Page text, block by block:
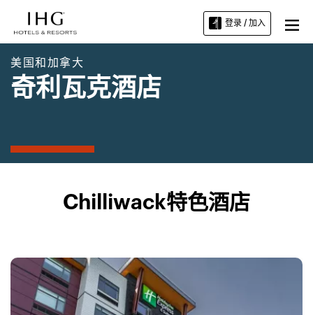
登录 / 加入
美国和加拿大
奇利瓦克酒店
Chilliwack特色酒店